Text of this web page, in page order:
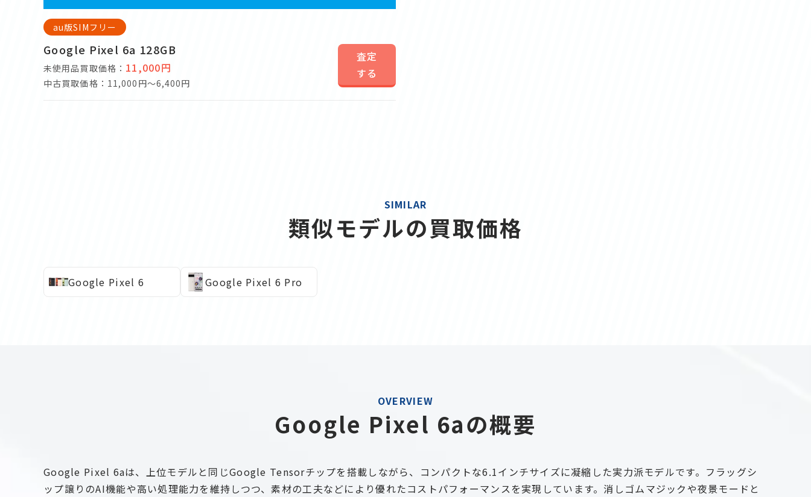
au版SIMフリー
Google Pixel 6a 128GB
未使用品買取価格： 11,000円
中古買取価格：11,000円～6,400円
査定
する
SIMILAR
類似モデルの買取価格
Google Pixel 6 Google Pixel 6 Pro
OVERVIEW
Google Pixel 6aの概要
Google Pixel 6aは、上位モデルと同じGoogle Tensorチップを搭載しながら、コンパクトな6.1インチサイズに凝縮した実力派モデルです。フラッグシ
ップ譲りのAI機能や高い処理能力を維持しつつ、素材の工夫などにより優れたコストパフォーマンスを実現しています。消しゴムマジックや夜景モードと